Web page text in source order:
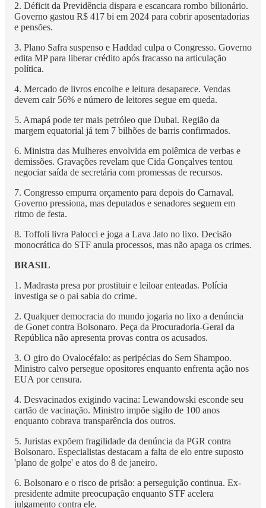
2. Déficit da Previdência dispara e escancara rombo bilionário.
Governo gastou R$ 417 bi em 2024 para cobrir aposentadorias
e pensões.
3. Plano Safra suspenso e Haddad culpa o Congresso. Governo
edita MP para liberar crédito após fracasso na articulação
política.
4. Mercado de livros encolhe e leitura desaparece. Vendas
devem cair 56% e número de leitores segue em queda.
5. Amapá pode ter mais petróleo que Dubai. Região da
margem equatorial já tem 7 bilhões de barris confirmados.
6. Ministra das Mulheres envolvida em polêmica de verbas e
demissões. Gravações revelam que Cida Gonçalves tentou
negociar saída de secretária com promessas de recursos.
7. Congresso empurra orçamento para depois do Carnaval.
Governo pressiona, mas deputados e senadores seguem em
ritmo de festa.
8. Toffoli livra Palocci e joga a Lava Jato no lixo. Decisão
monocrática do STF anula processos, mas não apaga os crimes.
BRASIL
1. Madrasta presa por prostituir e leiloar enteadas. Polícia
investiga se o pai sabia do crime.
2. Qualquer democracia do mundo jogaria no lixo a denúncia
de Gonet contra Bolsonaro. Peça da Procuradoria-Geral da
República não apresenta provas contra os acusados.
3. O giro do Ovalocéfalo: as peripécias do Sem Shampoo.
Ministro calvo persegue opositores enquanto enfrenta ação nos
EUA por censura.
4. Desvacinados exigindo vacina: Lewandowski esconde seu
cartão de vacinação. Ministro impõe sigilo de 100 anos
enquanto cobrava transparência dos outros.
5. Juristas expõem fragilidade da denúncia da PGR contra
Bolsonaro. Especialistas destacam a falta de elo entre suposto
'plano de golpe' e atos do 8 de janeiro.
6. Bolsonaro e o risco de prisão: a perseguição continua. Ex-
presidente admite preocupação enquanto STF acelera
julgamento contra ele.